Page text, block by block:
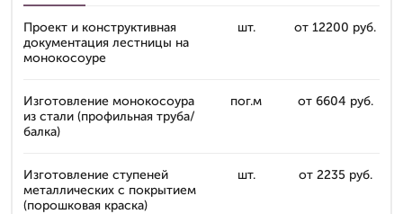
Проект и конструктивная
документация лестницы на
монокосоуре
шт. от 12200 руб.
Изготовление монокосоура
из стали (профильная труба/
балка)
пог.м от 6604 руб.
Изготовление ступеней
металлических с покрытием
(порошковая краска)
шт. от 2235 руб.